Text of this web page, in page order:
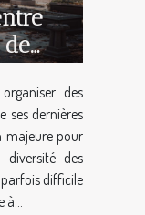
des
ses dernières
majeure pour
diversité des
difficile
à...